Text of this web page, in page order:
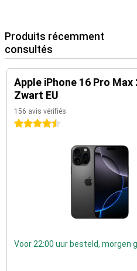
Produits récemment
consultés
Apple iPhone 16 Pro Max
Zwart EU
156 avis vérifiés
4.5 étoiles
Voor 22:00 uur besteld, morgen